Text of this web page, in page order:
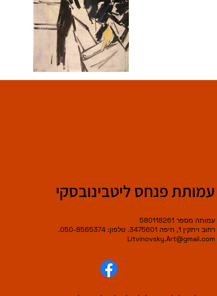
עמותת פנחס ליטבינובסקי
עמותה מספר 580118261
רחוב ויתקין 1, חיפה 3475601. טלפון: 050-8565374.
Litvinovsky.Art@gmail.com